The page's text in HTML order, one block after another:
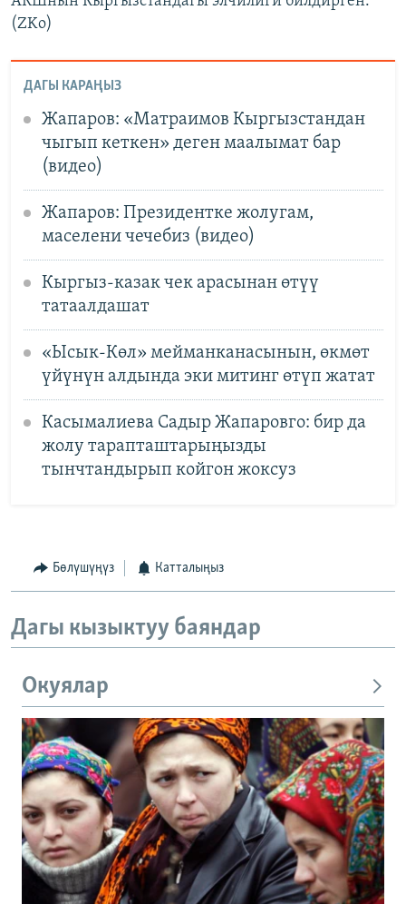
(ZKo)
ДАГЫ КАРАҢЫЗ
Жапаров: «Матраимов Кыргызстандан
чыгып кеткен» деген маалымат бар
(видео)
Жапаров: Президентке жолугам,
маселени чечебиз (видео)
Кыргыз-казак чек арасынан өтүү
татаалдашат
«Ысык-Көл» мейманканасынын, өкмөт
үйүнүн алдында эки митинг өтүп жатат
Касымалиева Садыр Жапаровго: бир да
жолу тарапташтарыңызды
тынчтандырып койгон жоксуз
Бөлүшүңүз Катталыңыз
Дагы кызыктуу баяндар
Окуялар